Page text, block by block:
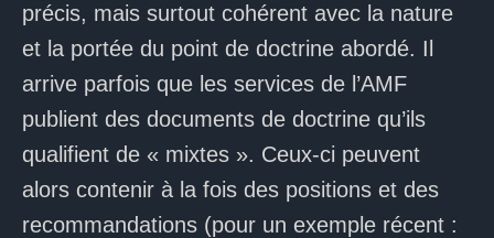
précis, mais surtout cohérent avec la nature
et la portée du point de doctrine abordé. Il
arrive parfois que les services de l’AMF
publient des documents de doctrine qu’ils
qualifient de « mixtes ». Ceux-ci peuvent
alors contenir à la fois des positions et des
recommandations (pour un exemple récent :